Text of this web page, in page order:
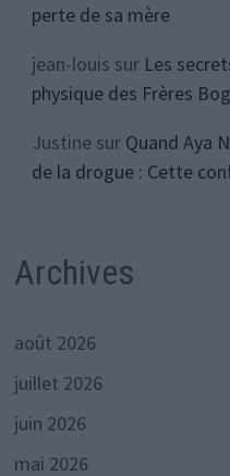
perte de sa mère
jean-louis sur Les
physique des Frères
Justinesur Quand Aya
de la drogue : Cette
Archives
août 2026
juillet 2026
juin 2026
mai 2026